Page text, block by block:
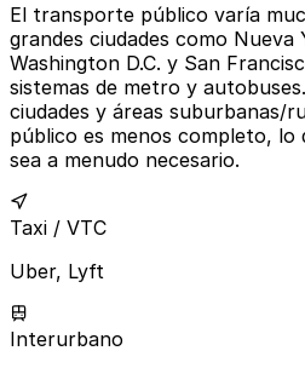
El transporte público varía
grandes ciudades como
Washington D.C. y San
sistemas de metro y
ciudades y áreas suburbanas/
público es menos completo, lo
sea a menudo necesario.
Taxi / VTC
Uber, Lyft
Interurbano